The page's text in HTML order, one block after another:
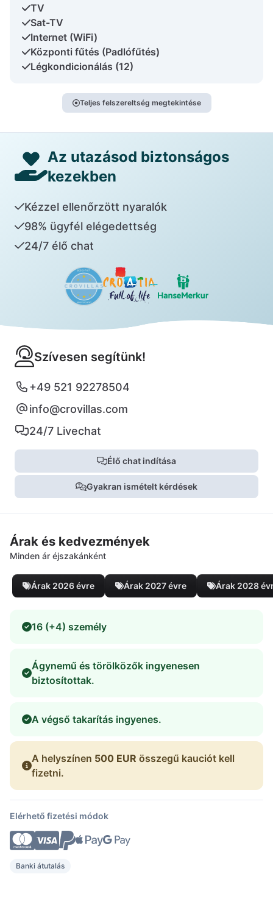
TV
Sat-TV
Internet (WiFi)
Központi fűtés (Padlófűtés)
Légkondicionálás (12)
Teljes felszereltség megtekintése
Az utazásod biztonságos
kezekben
Kézzel ellenőrzött nyaralók
98% ügyfél elégedettség
24/7 élő chat
Szívesen segítünk!
+49 521 92278504
info@crovillas.com
24/7 Livechat
Élő chat indítása
Gyakran ismételt kérdések
Árak és kedvezmények
Minden ár éjszakánként
Árak 2026 évre Árak 2027 évre Árak 2028
16 (+4) személy
Ágynemű és törölközők ingyenesen
biztosítottak.
A végső takarítás ingyenes.
A helyszínen 500 EUR összegű kauciót kell
fizetni.
Elérhető fizetési módok
Banki átutalás